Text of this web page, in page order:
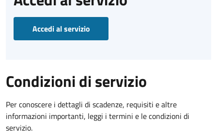
Accedi al servizio
Condizioni di servizio
Per conoscere i dettagli di scadenze, requisiti e altre
informazioni importanti, leggi i termini e le condizioni di
servizio.